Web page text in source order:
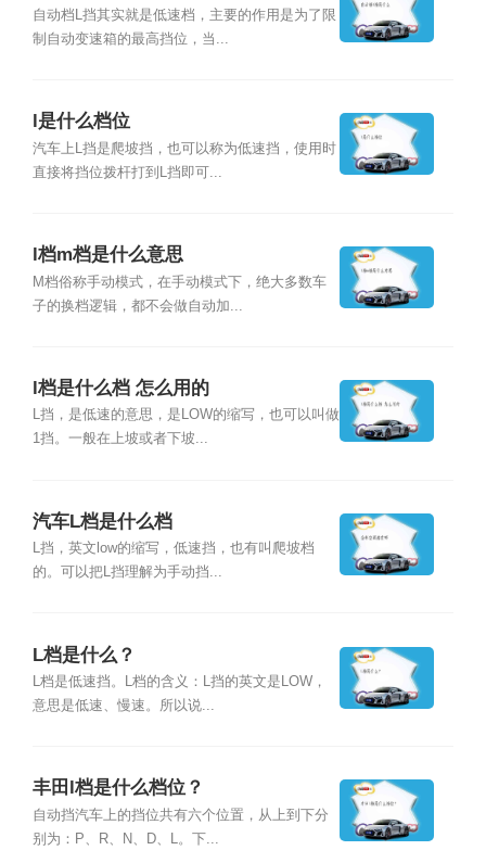
自动档L挡其实就是低速档，主要的作用是为了限
制自动变速箱的最高挡位，当...
l是什么档位
汽车上L挡是爬坡挡，也可以称为低速挡，使用时
直接将挡位拨杆打到L挡即可...
l档m档是什么意思
M档俗称手动模式，在手动模式下，绝大多数车
子的换档逻辑，都不会做自动加...
l档是什么档 怎么用的
L挡，是低速的意思，是LOW的缩写，也可以叫做
1挡。一般在上坡或者下坡...
汽车L档是什么档
L挡，英文low的缩写，低速挡，也有叫爬坡档
的。可以把L挡理解为手动挡...
L档是什么？
L档是低速挡。L档的含义：L挡的英文是LOW，
意思是低速、慢速。所以说...
丰田l档是什么档位？
自动挡汽车上的挡位共有六个位置，从上到下分
别为：P、R、N、D、L。下...